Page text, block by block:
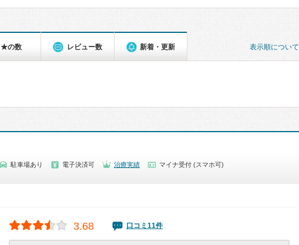
表示順について
★の数 レビュー数 新着・更新
駐車場あり 電子決済可 治療実績
マイナ受付 (スマホ可)
3.68 口コミ11件